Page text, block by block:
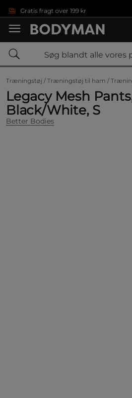
Gratis fragt over 199 kr
Træningstøj / Træningstøj til ham /
Legacy Mesh
Black/White, S
Better Bodies